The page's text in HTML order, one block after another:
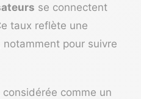
se connectent
taux reflète une
pour suivre
comme un